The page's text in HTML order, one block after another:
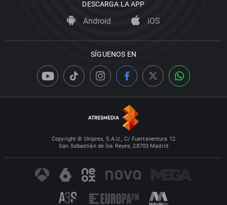
DESCARGA LA APP
Android iOS
SÍGUENOS EN
Copyright © Uniprex, S.A.U., C/ Fuerteventura 12
San Sebastián de los Reyes, 28703 Madrid